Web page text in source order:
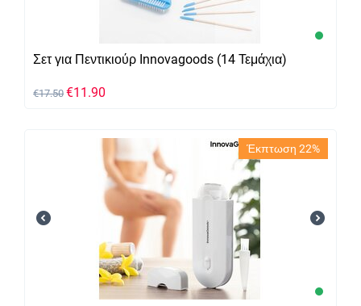
Σετ για Πεντικιούρ Innovagoods (14 Τεμάχια)
€17.50 €11.90
Έκπτωση 22%